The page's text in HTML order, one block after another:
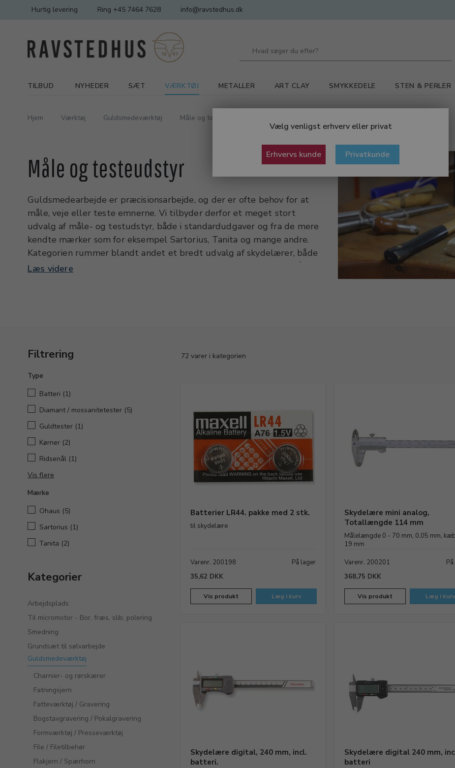
Vælg venligst erhverv eller privat
Erhvervs kunde Privatkunde
Hurtig levering Ring +45 7464 7628 info@ravstedhus.dk
TILBUD NYHEDER SÆT VÆRKTØJ METALLER ART CLAY SMYKKEDELE STEN & PERLER
Hjem Værktøj Guldsmedeværktøj Måle og testeudstyr
Måle og testeudstyr
Guldsmedearbejde er præcisionsarbejde, og der er ofte behov for at
måle, veje eller teste emnerne. Vi tilbyder derfor et meget stort
udvalg af måle- og testudstyr, både i standardudgaver og fra de mere
kendte mærker som for eksempel Sartorius, Tanita og mange andre.
Kategorien rummer blandt andet et bredt udvalg af skydelærer, både
med manuel og elektronisk aflæsning, mikrometerskruer, fjedermål,
Læs videre
Filtrering
Type
Batteri (1)
Diamant / mossanitetester (5)
Guldtester (1)
Kørner (2)
Ridsenål (1)
Vis flere
Mærke
Ohaus (5)
Sartorius (1)
Tanita (2)
Kategorier
Arbejdsplads
Til micromotor - Bor, fræs, slib, polering
Smedning
Grundsæt til sølvarbejde
Guldsmedeværktøj
Charnier- og rørskærer
Fatningsjern
Fatteværktøj / Gravering
Bogstavgravering / Pokalgravering
Formværktøj / Presseværktøj
File / Filetilbehør
Flakjern / Spærhorn
72 varer i kategorien
Batterier LR44. pakke med 2 stk.
til skydelære
Varenr. 200198
På lager
35,62 DKK
Vis produkt Læg i kurv
Skydelære mini analog,
Totallængde 114 mm
Målelængde 0 - 70 mm, 0,05 mm,
19 mm
Varenr. 200201
368,75 DKK
Vis produkt Læg i kurv
Skydelære digital, 240 mm, incl.
batteri.
Skydelære digital 240 mm,
batteri